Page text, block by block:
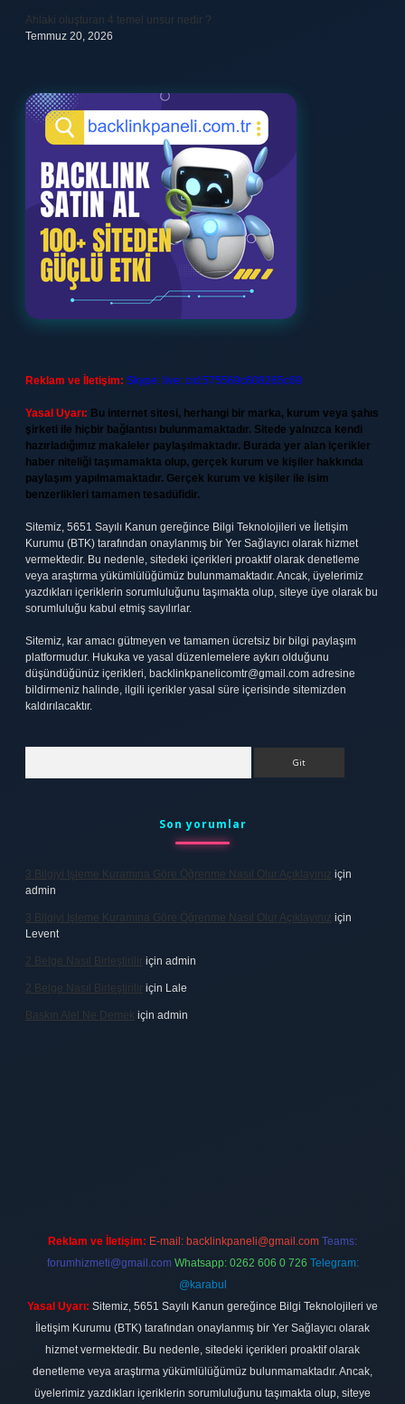
Ahlaki oluşturan 4 temel unsur nedir ?
Temmuz 20, 2026
Reklam ve İletişim: Skype: live:.cid.575569c608265c69
Yasal Uyarı: Bu internet sitesi, herhangi bir marka, kurum veya şahıs
şirketi ile hiçbir bağlantısı bulunmamaktadır. Sitede yalnızca kendi
hazırladığımız makaleler paylaşılmaktadır. Burada yer alan içerikler
haber niteliği taşımamakta olup, gerçek kurum ve kişiler hakkında
paylaşım yapılmamaktadır. Gerçek kurum ve kişiler ile isim
benzerlikleri tamamen tesadüfidir.
Sitemiz, 5651 Sayılı Kanun gereğince Bilgi Teknolojileri ve İletişim
Kurumu (BTK) tarafından onaylanmış bir Yer Sağlayıcı olarak hizmet
vermektedir. Bu nedenle, sitedeki içerikleri proaktif olarak denetleme
veya araştırma yükümlülüğümüz bulunmamaktadır. Ancak, üyelerimiz
yazdıkları içeriklerin sorumluluğunu taşımakta olup, siteye üye olarak bu
sorumluluğu kabul etmiş sayılırlar.
Sitemiz, kar amacı gütmeyen ve tamamen ücretsiz bir bilgi paylaşım
platformudur. Hukuka ve yasal düzenlemelere aykırı olduğunu
düşündüğünüz içerikleri, backlinkpanelicomtr@gmail.com adresine
bildirmeniz halinde, ilgili içerikler yasal süre içerisinde sitemizden
kaldırılacaktır.
Son yorumlar
3 Bilgiyi Işleme Kuramına Göre Öğrenme Nasıl Olur Açıklayınız için
admin
3 Bilgiyi Işleme Kuramına Göre Öğrenme Nasıl Olur Açıklayınız için
Levent
2 Belge Nasıl Birleştirilir için admin
2 Belge Nasıl Birleştirilir için Lale
Baskın Alel Ne Demek için admin
Reklam ve İletişim: E-mail: backlinkpaneli@gmail.com Teams:
forumhizmeti@gmail.com Whatsapp: 0262 606 0 726 Telegram:
@karabul
Yasal Uyarı: Sitemiz, 5651 Sayılı Kanun gereğince Bilgi Teknolojileri ve
İletişim Kurumu (BTK) tarafından onaylanmış bir Yer Sağlayıcı olarak
hizmet vermektedir. Bu nedenle, sitedeki içerikleri proaktif olarak
denetleme veya araştırma yükümlülüğümüz bulunmamaktadır. Ancak,
üyelerimiz yazdıkları içeriklerin sorumluluğunu taşımakta olup, siteye